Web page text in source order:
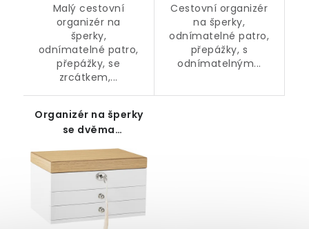
Malý cestovní
organizér na
šperky,
odnímatelné patro,
přepážky, se
zrcátkem,...
Cestovní organizér
na šperky,
odnímatelné patro,
přepážky, s
odnímatelným...
Organizér na šperky
se dvěma
zrcadlem, bílý